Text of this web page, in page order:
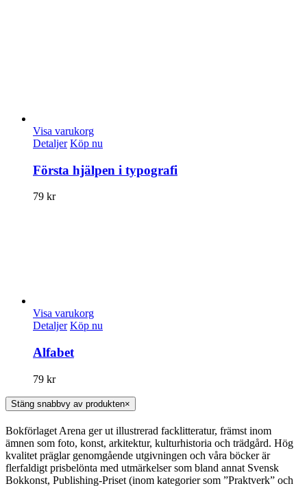
Visa varukorg
Detaljer Köp nu
Första hjälpen i typografi
79 kr
Visa varukorg
Detaljer Köp nu
Alfabet
79 kr
Stäng snabbvy av produkten×
Bokförlaget Arena ger ut illustrerad facklitteratur, främst inom
ämnen som foto, konst, arkitektur, kulturhistoria och trädgård. Hög
kvalitet präglar genomgående utgivningen och våra böcker är
flerfaldigt prisbelönta med utmärkelser som bland annat Svensk
Bokkonst, Publishing-Priset (inom kategorier som ”Praktverk” och